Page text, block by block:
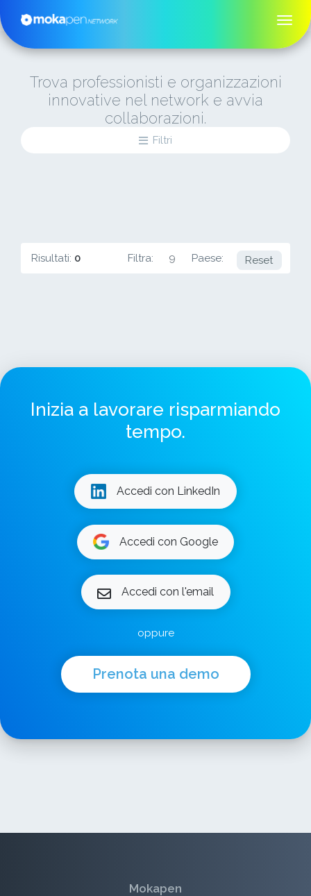
Trova professionisti e organizzazioni
innovative nel network e avvia
collaborazioni.
Filtri
Risultati: 0 Filtra: 9 Paese: PK
Reset
Inizia a lavorare risparmiando
tempo.
Accedi con LinkedIn
Accedi con Google
Accedi con l'email
oppure
Prenota una demo
Mokapen